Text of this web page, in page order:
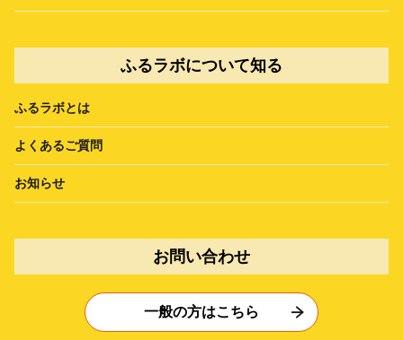
ふるラボについて知る
ふるラボとは
よくあるご質問
お知らせ
お問い合わせ
一般の方はこちら